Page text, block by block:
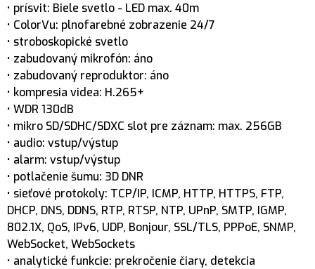
• prísvit: Biele svetlo - LED max. 40m
• ColorVu: plnofarebné zobrazenie 24/7
• stroboskopické svetlo
• zabudovaný mikrofón: áno
• zabudovaný reproduktor: áno
• kompresia videa: H.265+
• WDR 130dB
• mikro SD/SDHC/SDXC slot pre záznam: max. 256GB
• audio: vstup/výstup
• alarm: vstup/výstup
• potlačenie šumu: 3D DNR
• sieťové protokoly: TCP/IP, ICMP, HTTP, HTTPS, FTP,
DHCP, DNS, DDNS, RTP, RTSP, NTP, UPnP, SMTP, IGMP,
802.1X, QoS, IPv6, UDP, Bonjour, SSL/TLS, PPPoE, SNMP,
WebSocket, WebSockets
• analytické funkcie: prekročenie čiary, detekcia